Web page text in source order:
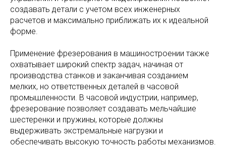
создавать детали с учетом всех инженерных
расчетов и максимально приближать их к идеальной
форме.
Применение фрезерования в машиностроении также
охватывает широкий спектр задач, начиная от
производства станков и заканчивая созданием
мелких, но ответственных деталей в часовой
промышленности. В часовой индустрии, например,
фрезерование позволяет создавать мельчайшие
шестеренки и пружины, которые должны
выдерживать экстремальные нагрузки и
обеспечивать высокую точность работы механизмов.